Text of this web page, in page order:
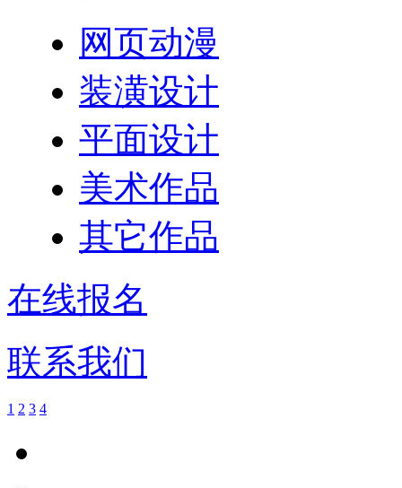
网页动漫
装潢设计
平面设计
美术作品
其它作品
在线报名
联系我们
1 2 3 4